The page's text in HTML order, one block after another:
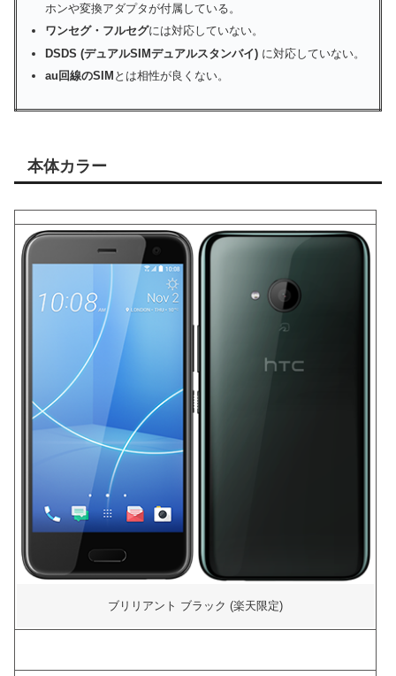
ホンや変換アダプタが付属している。
ワンセグ・フルセグには対応していない。
DSDS (デュアルSIMデュアルスタンバイ)に対応していない。
au回線のSIM とは相性が良くない。
本体カラー
ブリリアント ブラック (楽天限定)